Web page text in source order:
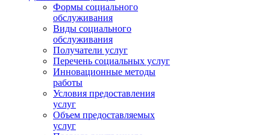
Формы социального
обслуживания
Виды социального
обслуживания
Получатели услуг
Перечень социальных услуг
Инновационные методы
работы
Условия предоставления
услуг
Объем предоставляемых
услуг